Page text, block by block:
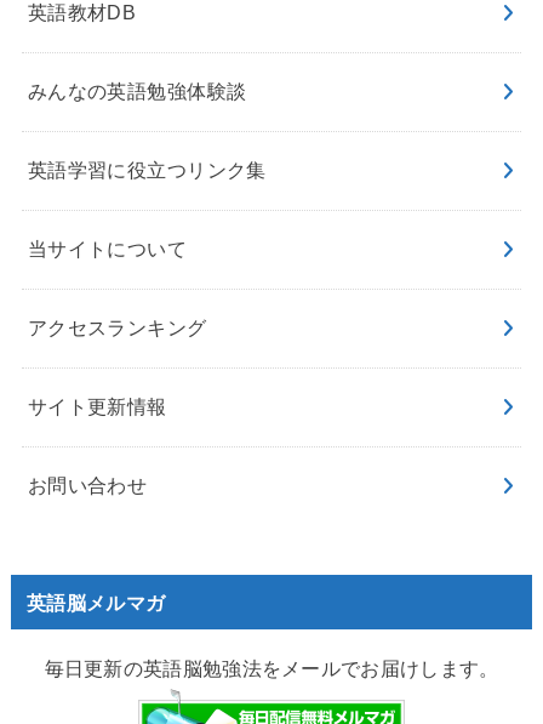
英語教材DB
みんなの英語勉強体験談
英語学習に役立つリンク集
当サイトについて
アクセスランキング
サイト更新情報
お問い合わせ
英語脳メルマガ
毎日更新の英語脳勉強法をメールでお届けします。